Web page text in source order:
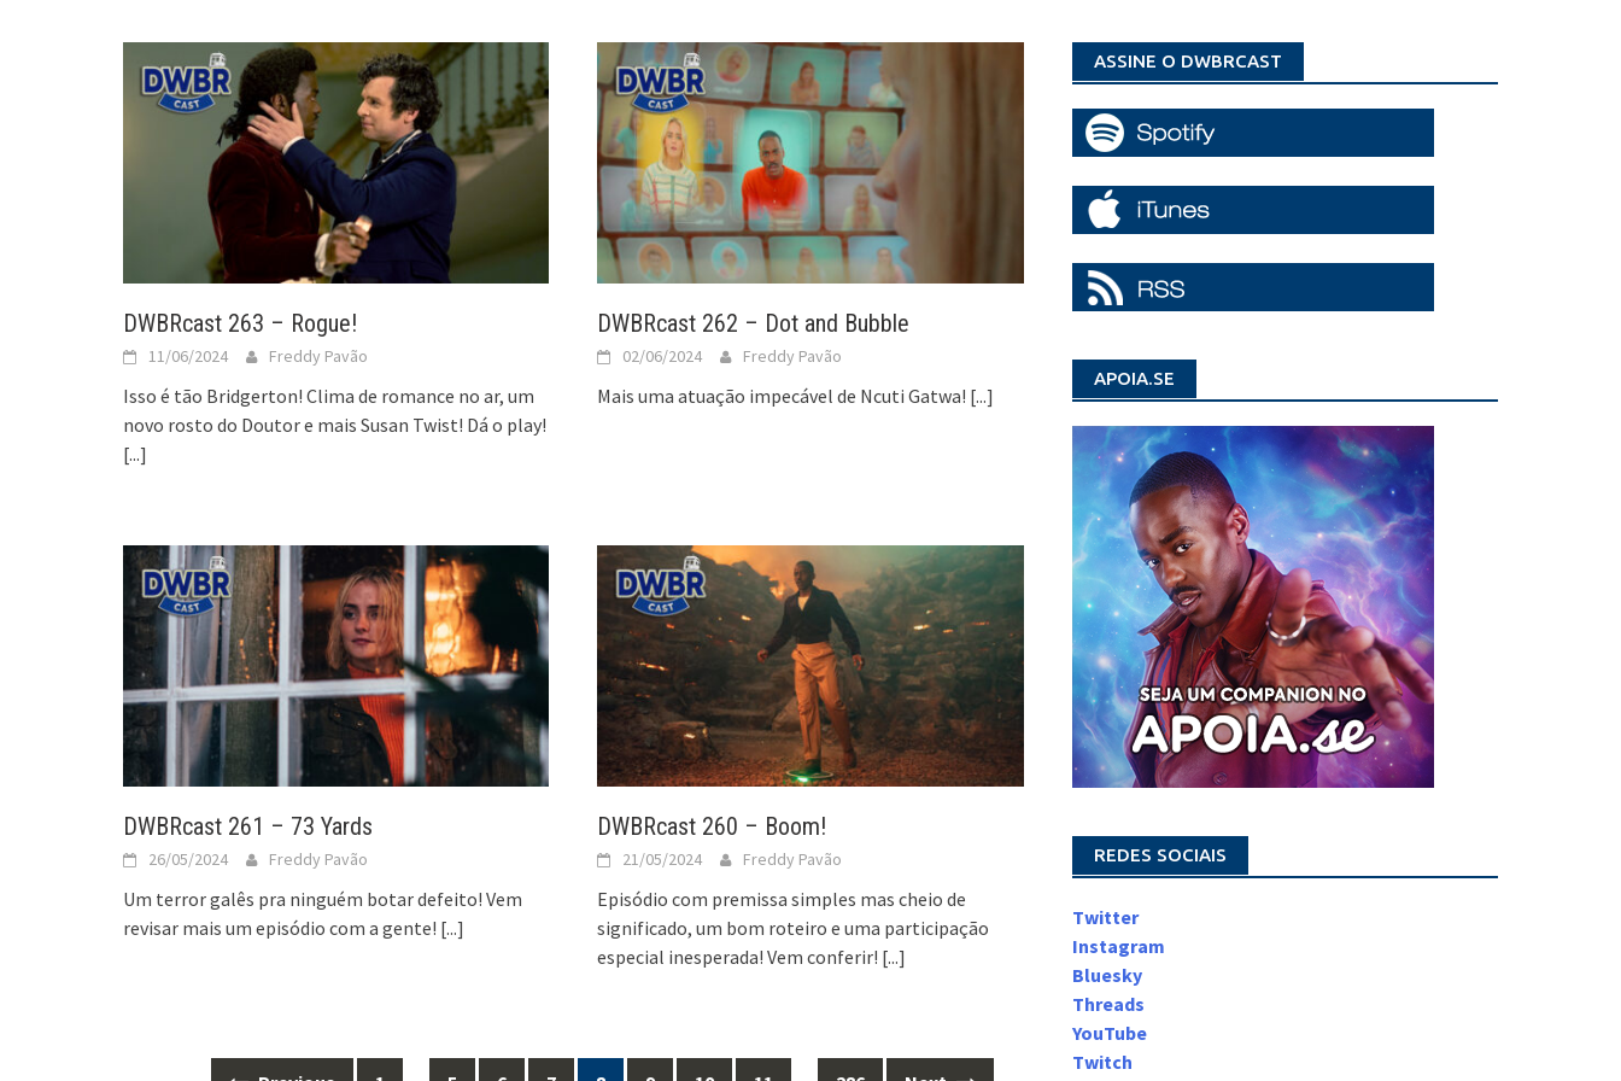
DWBRcast 263 – Rogue!
11/06/2024 Freddy Pavão
Isso é tão Bridgerton! Clima de romance no ar, um
novo rosto do Doutor e mais Susan Twist! Dá o play!
[...]
DWBRcast 262 – Dot and Bubble
02/06/2024 Freddy Pavão
Mais uma atuação impecável de Ncuti Gatwa! [...]
DWBRcast 261 – 73 Yards
26/05/2024 Freddy Pavão
Um terror galês pra ninguém botar defeito! Vem
revisar mais um episódio com a gente! [...]
DWBRcast 260 – Boom!
21/05/2024 Freddy Pavão
Episódio com premissa simples mas cheio de
significado, um bom roteiro e uma participação
especial inesperada! Vem conferir! [...]
ASSINE O DWBRCAST
APOIA.SE
REDES SOCIAIS
Twitter
Instagram
Bluesky
Threads
YouTube
Twitch